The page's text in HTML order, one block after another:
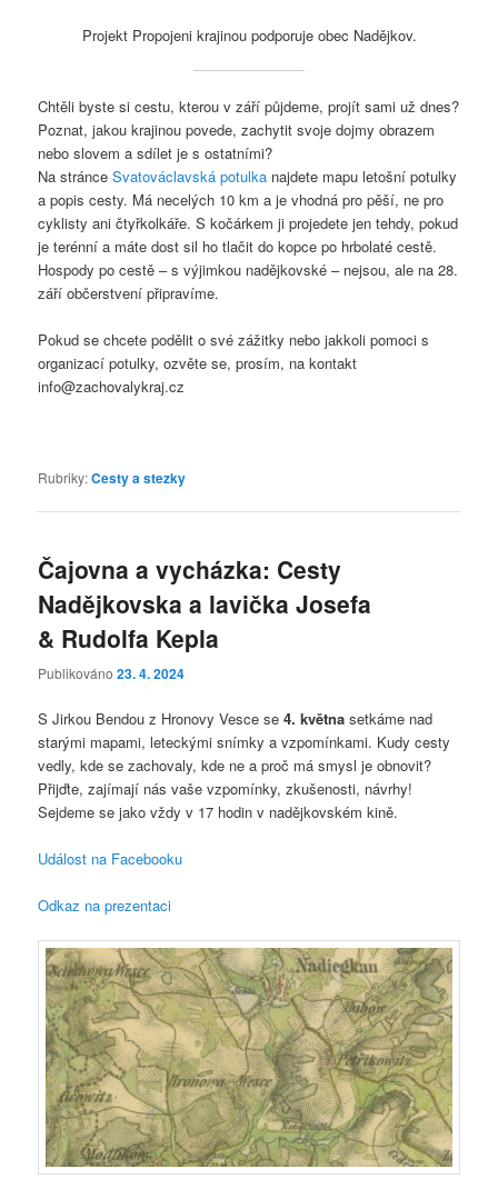
Projekt Propojeni krajinou podporuje obec Nadějkov.
Chtěli byste si cestu, kterou v září půjdeme, projít sami už dnes?
Poznat, jakou krajinou povede, zachytit svoje dojmy obrazem
nebo slovem a sdílet je s ostatními?
Na stránceSvatováclavská potulka najdete mapu letošní potulky
a popis cesty. Má necelých 10 km a je vhodná pro pěší, ne pro
cyklisty ani čtyřkolkáře. S kočárkem ji projedete jen tehdy, pokud
je terénní a máte dost sil ho tlačit do kopce po hrbolaté cestě.
Hospody po cestě – s výjimkou nadějkovské – nejsou, ale na 28.
září občerstvení připravíme.
Pokud se chcete podělit o své zážitky nebo jakkoli pomoci s
organizací potulky, ozvěte se, prosím, na kontakt
info@zachovalykraj.cz
Rubriky:Cesty a stezky
Čajovna a vycházka: Cesty
Nadějkovska a lavička Josefa
& Rudolfa Kepla
Publikováno23. 4. 2024
S Jirkou Bendou z Hronovy Vesce se4. květnasetkáme nad
starými mapami, leteckými snímky a vzpomínkami. Kudy cesty
vedly, kde se zachovaly, kde ne a proč má smysl je obnovit?
Přijďte, zajímají nás vaše vzpomínky, zkušenosti, návrhy!
Sejdeme se jako vždy v 17 hodin v nadějkovském kině.
Událost na Facebooku
Odkaz na prezentaci